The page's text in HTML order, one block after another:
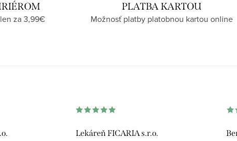
za 3,99€
PLATBA KARTOU
Možnosť platby platobnou kartou online
Lekáreň FICARIA s.r.o.